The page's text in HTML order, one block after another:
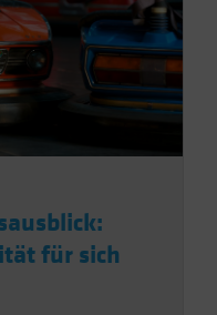
für sich